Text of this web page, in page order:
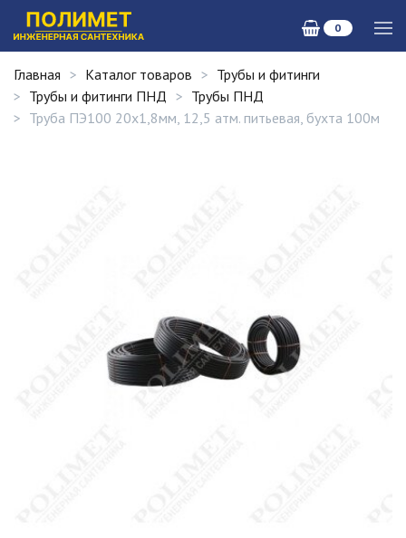
0
Главная Каталог товаров
Трубы и фитинги
Трубы и фитинги ПНД
Трубы ПНД
Труба ПЭ100 20х1,8мм, 12,5 атм. питьевая, бухта 100м